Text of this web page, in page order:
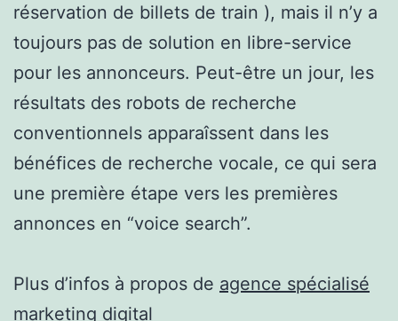
réservation de billets de train ), mais il n’y a
toujours pas de solution en libre-service
pour les annonceurs. Peut-être un jour, les
résultats des robots de recherche
conventionnels apparaîssent dans les
bénéfices de recherche vocale, ce qui sera
une première étape vers les premières
annonces en “voice search”.
Plus d’infos à propos de agence spécialisé
marketing digital